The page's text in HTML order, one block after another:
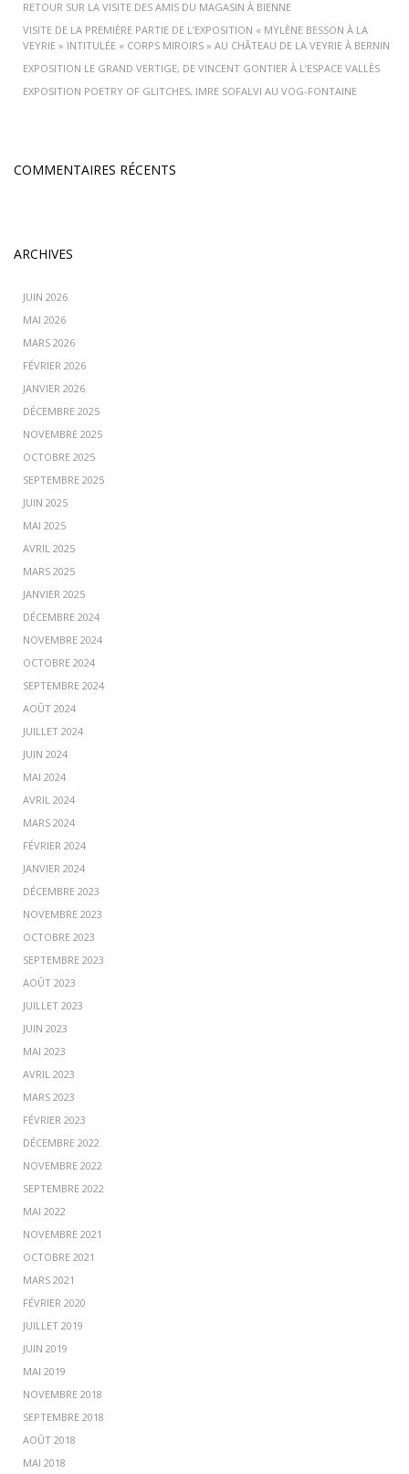
RETOUR SUR LA VISITE DES AMIS DU MAGASIN À BIENNE
VISITE DE LA PREMIÈRE PARTIE DE L’EXPOSITION « MYLÈNE BESSON À LA
VEYRIE » INTITULÉE « CORPS MIROIRS » AU CHÂTEAU DE LA VEYRIE À BERNIN
EXPOSITION LE GRAND VERTIGE, DE VINCENT GONTIER À L’ESPACE VALLÈS
EXPOSITION POETRY OF GLITCHES, IMRE SOFALVI AU VOG-FONTAINE
COMMENTAIRES RÉCENTS
ARCHIVES
JUIN 2026
MAI 2026
MARS 2026
FÉVRIER 2026
JANVIER 2026
DÉCEMBRE 2025
NOVEMBRE 2025
OCTOBRE 2025
SEPTEMBRE 2025
JUIN 2025
MAI 2025
AVRIL 2025
MARS 2025
JANVIER 2025
DÉCEMBRE 2024
NOVEMBRE 2024
OCTOBRE 2024
SEPTEMBRE 2024
AOÛT 2024
JUILLET 2024
JUIN 2024
MAI 2024
AVRIL 2024
MARS 2024
FÉVRIER 2024
JANVIER 2024
DÉCEMBRE 2023
NOVEMBRE 2023
OCTOBRE 2023
SEPTEMBRE 2023
AOÛT 2023
JUILLET 2023
JUIN 2023
MAI 2023
AVRIL 2023
MARS 2023
FÉVRIER 2023
DÉCEMBRE 2022
NOVEMBRE 2022
SEPTEMBRE 2022
MAI 2022
NOVEMBRE 2021
OCTOBRE 2021
MARS 2021
FÉVRIER 2020
JUILLET 2019
JUIN 2019
MAI 2019
NOVEMBRE 2018
SEPTEMBRE 2018
AOÛT 2018
MAI 2018